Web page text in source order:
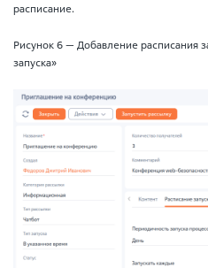
расписание.
Рисунок 6 — Добавление расписания
запуска»